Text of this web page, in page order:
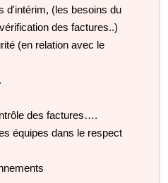
d'intérim, (les besoins du
des factures..)
(en relation avec le
des factures….
équipes dans le respect